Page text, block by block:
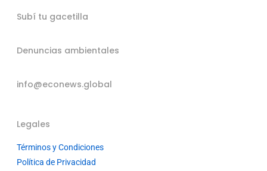
Subí tu gacetilla
Denuncias ambientales
info@econews.global
Legales
Términos y Condiciones
Política de Privacidad